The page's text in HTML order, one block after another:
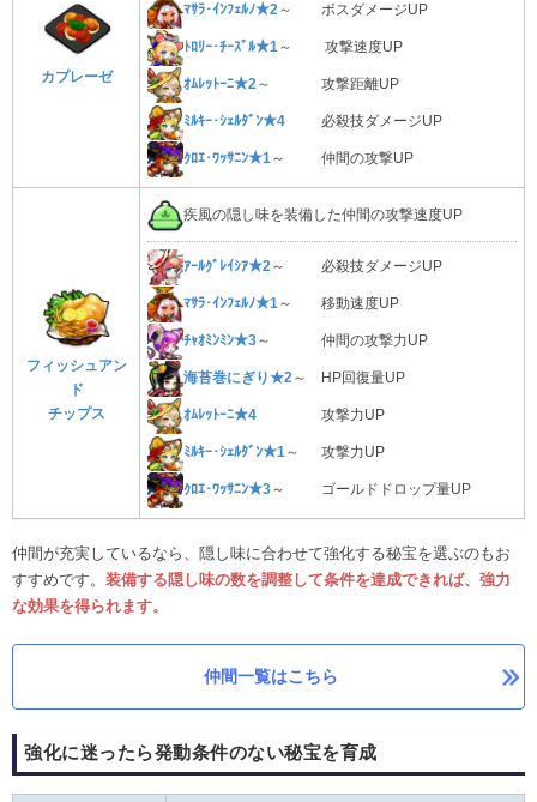
カプレーゼ
ﾏｻﾗ･ｲﾝﾌｪﾙﾉ★2 ～ ボスダメージUP
ﾄﾛﾘｰ･ﾁｰｽﾞﾙ★1 ～ 攻撃速度UP
ｵﾑﾚｯﾄｰﾆ★2 ～ 攻撃距離UP
ﾐﾙｷｰ･ｼｪﾙﾀﾞﾝ★4 必殺技ダメージUP
ｸﾛｴ･ﾜｯｻﾆﾝ★1 ～ 仲間の攻撃UP
フィッシュアン
ド
チップス
疾風の隠し味を装備した仲間の攻撃速度UP
ｱｰﾙｸﾞﾚｲｼｱ★2 ～ 必殺技ダメージUP
ﾏｻﾗ･ｲﾝﾌｪﾙﾉ★1 ～ 移動速度UP
ﾁｬｵﾐﾝﾐﾝ★3～ 仲間の攻撃力UP
海苔巻にぎり★2 ～ HP回復量UP
ｵﾑﾚｯﾄｰﾆ★4 攻撃力UP
ﾐﾙｷｰ･ｼｪﾙﾀﾞﾝ★1 ～ 攻撃力UP
ｸﾛｴ･ﾜｯｻﾆﾝ★3～ ゴールドドロップ量UP
仲間が充実しているなら、隠し味に合わせて強化する秘宝を選ぶのもお
すすめです。 装備する隠し味の数を調整して条件を達成できれば、強力
な効果を得られます。
仲間一覧はこちら
強化に迷ったら発動条件のない秘宝を育成